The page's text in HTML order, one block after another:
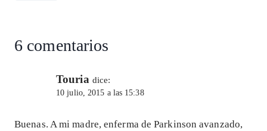
6 comentarios
Touria dice:
10 julio, 2015 a las 15:38
Buenas. A mi madre, enferma de Parkinson avanzado,